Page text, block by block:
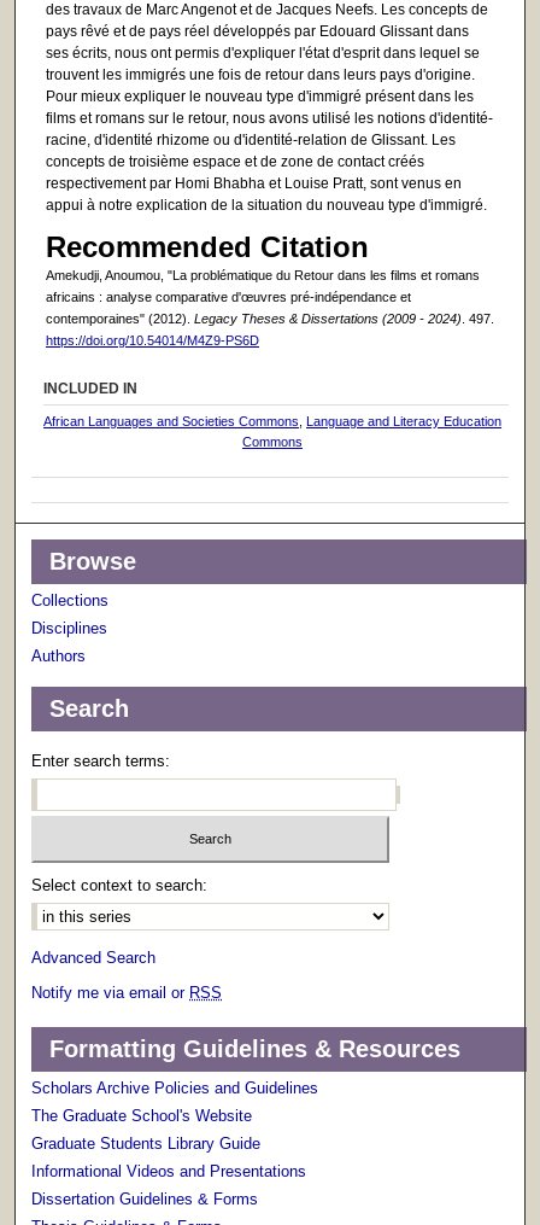
des travaux de Marc Angenot et de Jacques Neefs. Les concepts de
pays rêvé et de pays réel développés par Edouard Glissant dans
ses écrits, nous ont permis d'expliquer l'état d'esprit dans lequel se
trouvent les immigrés une fois de retour dans leurs pays d'origine.
Pour mieux expliquer le nouveau type d'immigré présent dans les
films et romans sur le retour, nous avons utilisé les notions d'identité-
racine, d'identité rhizome ou d'identité-relation de Glissant. Les
concepts de troisième espace et de zone de contact créés
respectivement par Homi Bhabha et Louise Pratt, sont venus en
appui à notre explication de la situation du nouveau type d'immigré.
Recommended Citation
Amekudji, Anoumou, "La problématique du Retour dans les films et romans
africains : analyse comparative d'œuvres pré-indépendance et
contemporaines" (2012). Legacy Theses & Dissertations (2009 - 2024). 497.
https://doi.org/10.54014/M4Z9-PS6D
INCLUDED IN
African Languages and Societies Commons
Language and Literacy Education
Commons
Browse
Collections
Disciplines
Authors
Search
Enter search terms:
Select context to search:
Advanced Search
Notify me via email or RSS
Formatting Guidelines & Resources
Scholars Archive Policies and Guidelines
The Graduate School's Website
Graduate Students Library Guide
Informational Videos and Presentations
Dissertation Guidelines & Forms